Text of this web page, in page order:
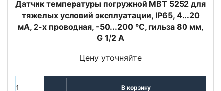
Датчик температуры погружной MBT 5252 для
тяжелых условий эксплуатации, IP65, 4...20
мА, 2-х проводная, -50...200 °C, гильза 80 мм,
G 1/2 А
Цену уточняйте
В корзину